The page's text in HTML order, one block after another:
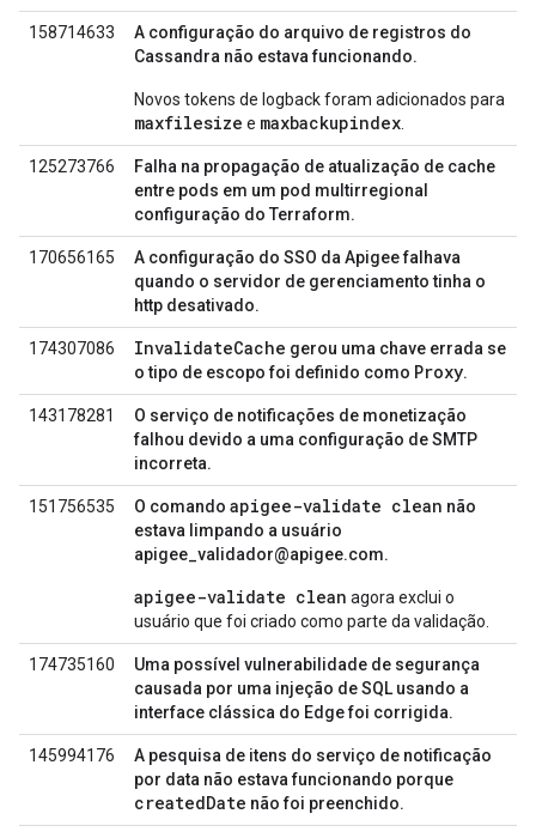
158714633
A configuração do arquivo de registros do
Cassandra não estava funcionando.
Novos tokens de logback foram adicionados para
maxfilesize e maxbackupindex
125273766
Falha na propagação de atualização de cache
entre pods em um pod multirregional
configuração do Terraform.
170656165
A configuração do SSO da Apigee falhava
quando o servidor de gerenciamento tinha o
http desativado.
174307086 InvalidateCache gerou uma chave errada se
o tipo de escopo foi definido como Proxy.
143178281
O serviço de notificações de monetização
falhou devido a uma configuração de SMTP
incorreta.
151756535 O comando apigee-validate clean não
estava limpando a usuário
apigee_validador@apigee.com.
apigee-validate clean agora exclui o
usuário que foi criado como parte da validação.
174735160
Uma possível vulnerabilidade de segurança
causada por uma injeção de SQL usando a
interface clássica do Edge foi corrigida.
145994176
A pesquisa de itens do serviço de notificação
por data não estava funcionando porque
createdDate não foi preenchido.